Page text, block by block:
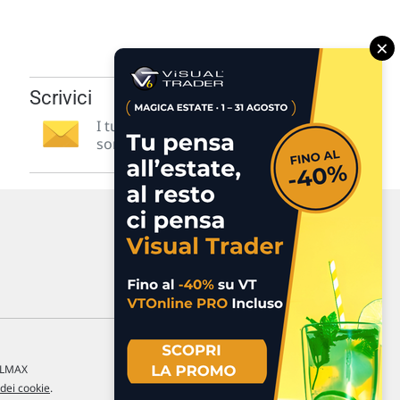
Scrivici
I tuoi suggerimenti per noi
sono preziosi e molto utili! »
cookie.
×